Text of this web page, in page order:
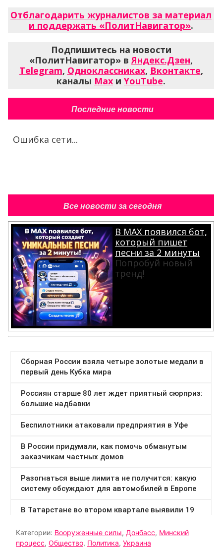
Отблагодарить журналистов за материал
и поддержать «ПолитНавигатор».
Подпишитесь на новости
«ПолитНавигатор» вЯндекс.Дзен,
Telegram, Одноклассниках, Вконтакте,
каналы Max и YouTube.
Последние новости
Ошибка сети...
Все новости за сегодня
В MAX появился бот,
который пишет
песни за 2 минуты
Попробуй новый
тренд!
Категории: Вооруженные силы, Донбасс, Минский
процесс, Общество, Политика, Украина